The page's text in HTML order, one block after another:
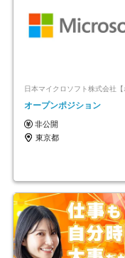
オープンポジション
非公開
東京都